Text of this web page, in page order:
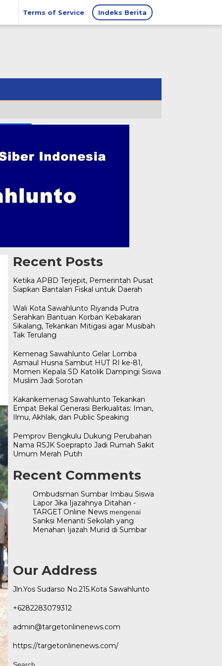
Terms of Service Indeks Berita
Recent Posts
Ketika APBD Terjepit, Pemerintah Pusat
Siapkan Bantalan Fiskal untuk Daerah
Wali Kota Sawahlunto Riyanda Putra
Serahkan Bantuan Korban Kebakaran
Sikalang, Tekankan Mitigasi agar Musibah
Tak Terulang
Kemenag Sawahlunto Gelar Lomba
Asmaul Husna Sambut HUT RI ke-81,
Momen Kepala SD Katolik Dampingi Siswa
Muslim Jadi Sorotan
Kakankemenag Sawahlunto Tekankan
Empat Bekal Generasi Berkualitas: Iman,
Ilmu, Akhlak, dan Public Speaking
Pemprov Bengkulu Dukung Perubahan
Nama RSJK Soeprapto Jadi Rumah Sakit
Umum Merah Putih
Recent Comments
Ombudsman Sumbar Imbau Siswa
Lapor Jika Ijazahnya Ditahan -
TARGET Online Newsmengenai
Sanksi Menanti Sekolah yang
Menahan Ijazah Murid di Sumbar
Our Address
Jln.Yos Sudarso No.215.Kota Sawahlunto
+6282283079312
admin@targetonlinenews.com
https://targetonlinenews.com/